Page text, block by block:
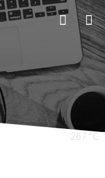
267 ℃